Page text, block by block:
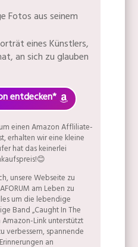
Fotos aus seinem
eines Künstlers,
an sich zu glauben
entdecken*
einen Amazon Affliliate-
erhalten wir eine kleine
hat das keinerlei
unsere Webseite zu
am Leben zu
um die lebendige
Band „Caught In The
Link unterstützt
verbessern, spannende
an